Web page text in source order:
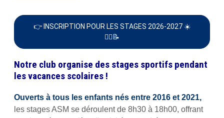
👉 INSCRIPTION POUR LES STAGES 2026-2027 ☀️
🤸‍♂️📝
Notre club organise des stages sportifs pendant
les vacances scolaires !
Ouverts à tous les enfants nés entre 2016 et 2021,
les stages ASM se déroulent de 8h30 à 18h00, offrant